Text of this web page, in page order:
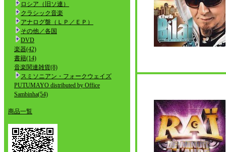
ロシア（旧ソ連）
クラシック音楽
アナログ盤（ＬＰ／ＥＰ）
その他／各国
DVD
楽器(42)
書籍(14)
音楽関連雑貨(8)
スミソニアン・フォークウェイズ
PUTUMAYO distributed by Office
Sambinha(54)
商品一覧